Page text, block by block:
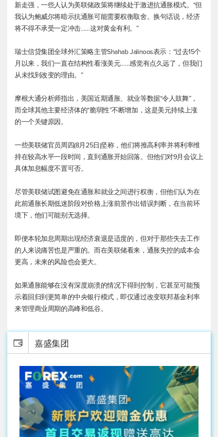
新走强，一些人认为美联储政策将继续处于激进抗通胀模式。“但
我认为鲍威尔将暗示抗通胀可能需要权衡取舍。换句话说，经济
将不得不承受一定冲击……这对黄金有利。”
瑞士信贷集团全球外汇策略主管Shahab Jalinoos表示：“过去15个
月以来，我们一直在结构性看涨美元……感觉有点久远了，但我们
从未找到改变的理由。”
摩根大通分析师指出，美国近期通胀、就业等数据“令人鼓舞”，
而全球其他主要经济体的“脆弱性”不断增加，这是美元持续上涨
的一个关键原因。
一些美联储官员周四(8月25日)坚称，他们将推高利率并将利率维
持在较高水平一段时间，直到通胀开始回落。但他们对9月会议上
具体加息幅度不置可否。
尽管美联储试图避免在通胀和就业之间进行权衡，但他们认为在
此前通胀长期低迷阶段对价格上涨前景作出错误判断，在当前环
境下，他们可能别无选择。
即便本轮加息周期出现经济衰退是适度的，但对于那些失去工作
的人来说痛苦也是严重的。而在美联储看来，通胀失控的成本会
更高，未来的风险也会更大。
如果通胀能够在没有深度崩溃的情况下得到控制，它甚至可能预
示着回归到更简单的中央银行模式，即仅通过改变联邦基金利率
来管理商业周期的高峰和低谷。
嘉盛集团